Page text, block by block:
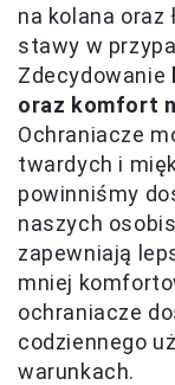
na kolana oraz
stawy w
Zdecydowanie
oraz komfort
Ochraniacze
twardych i
powinniśmy
naszych
zapewniają
mniej
ochraniacze
codziennego
warunkach.